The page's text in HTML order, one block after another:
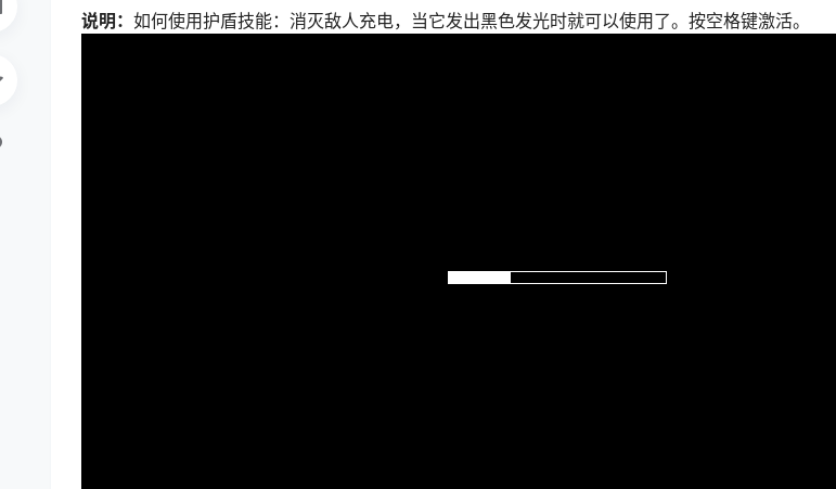
说明： 如何使用护盾技能：消灭敌人充电，当它发出黑色发光时就可以使用了。按空格键激活。